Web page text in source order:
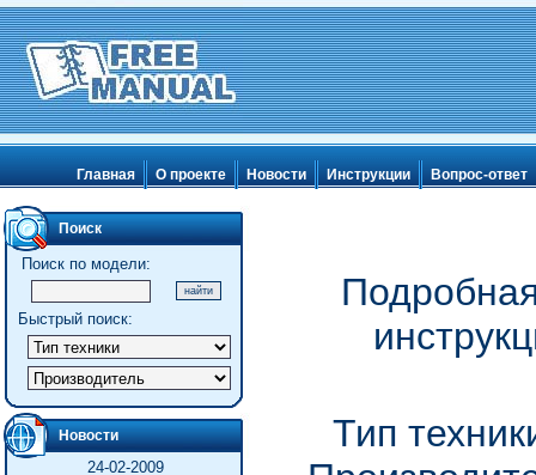
Главная О проекте Новости Инструкции Вопрос-ответ
Поиск
Поиск по модели:
Быстрый поиск:
Новости
24-02-2009
Тип